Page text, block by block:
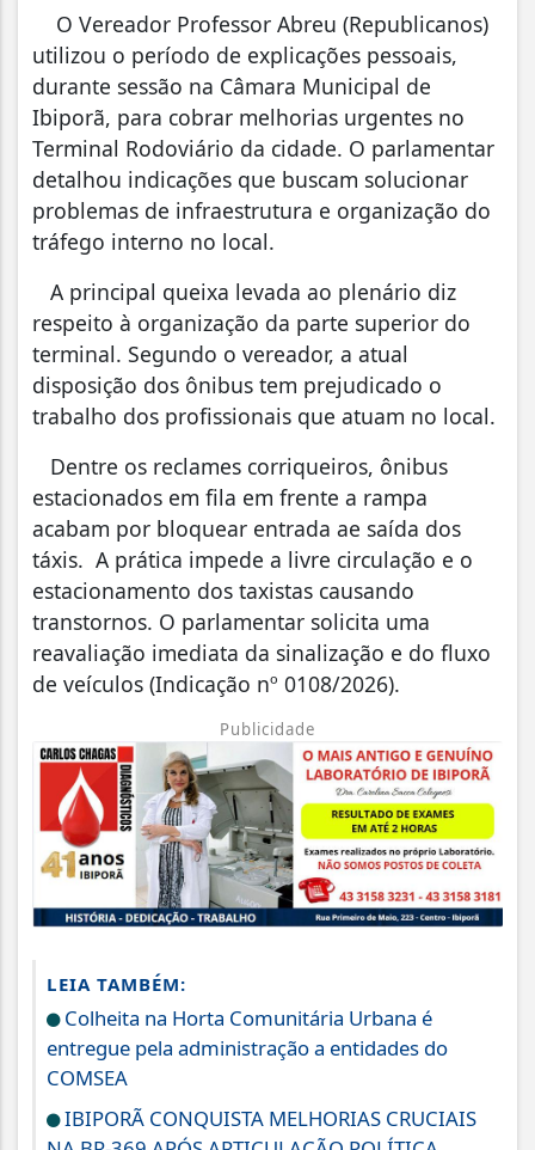
O Vereador Professor Abreu (Republicanos)
utilizou o período de explicações pessoais,
durante sessão na Câmara Municipal de
Ibiporã, para cobrar melhorias urgentes no
Terminal Rodoviário da cidade. O parlamentar
detalhou indicações que buscam solucionar
problemas de infraestrutura e organização do
tráfego interno no local.
A principal queixa levada ao plenário diz
respeito à organização da parte superior do
terminal. Segundo o vereador, a atual
disposição dos ônibus tem prejudicado o
trabalho dos profissionais que atuam no local.
Dentre os reclames corriqueiros, ônibus
estacionados em fila em frente a rampa
acabam por bloquear entrada ae saída dos
táxis. A prática impede a livre circulação e o
estacionamento dos taxistas causando
transtornos. O parlamentar solicita uma
reavaliação imediata da sinalização e do fluxo
de veículos (Indicação nº 0108/2026).
Publicidade
LEIA TAMBÉM:
Colheita na Horta Comunitária Urbana é
entregue pela administração a entidades do
COMSEA
IBIPORÃ CONQUISTA MELHORIAS CRUCIAIS